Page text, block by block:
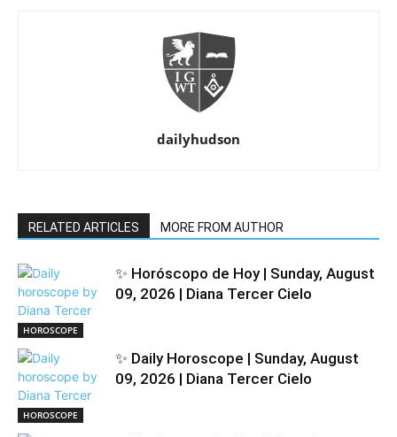
dailyhudson
RELATED ARTICLES MORE FROM AUTHOR
HOROSCOPE
✨ Horóscopo de Hoy | Sunday, August
09, 2026 | Diana Tercer Cielo
HOROSCOPE
✨ Daily Horoscope | Sunday, August
09, 2026 | Diana Tercer Cielo